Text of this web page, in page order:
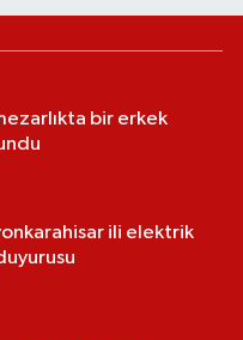
bir erkek
ili elektrik